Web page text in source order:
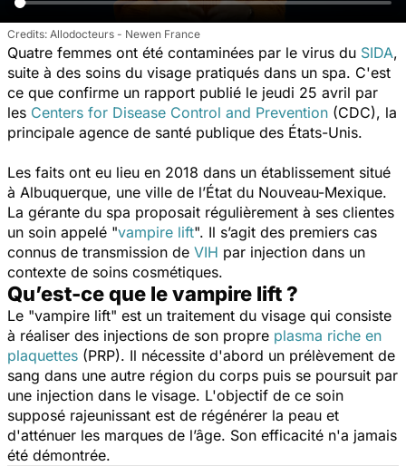
Allodocteurs - Newen France
Quatre femmes ont été contaminées par le virus du SIDA,
suite à des soins du visage pratiqués dans un spa. C'est
ce que confirme un rapport publié le jeudi 25 avril par
les Centers for Disease Control and Prevention (CDC), la
principale agence de santé publique des États-Unis.
Les faits ont eu lieu en 2018 dans un établissement situé
à Albuquerque, une ville de l’État du Nouveau-Mexique.
La gérante du spa proposait régulièrement à ses clientes
un soin appelé "vampire lift". Il s’agit des premiers cas
connus de transmission de VIH par injection dans un
contexte de soins cosmétiques.
Qu’est-ce que le vampire lift ?
Le "vampire lift" est un traitement du visage qui consiste
à réaliser des injections de son propre plasma riche en
plaquettes (PRP). Il nécessite d'abord un prélèvement de
sang dans une autre région du corps puis se poursuit par
une injection dans le visage. L'objectif de ce soin
supposé rajeunissant est de régénérer la peau et
d'atténuer les marques de l’âge. Son efficacité n'a jamais
été démontrée.